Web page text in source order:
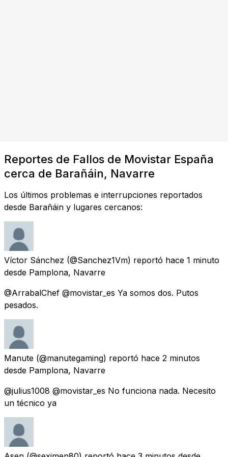
Reportes de Fallos de Movistar España
cerca de Barañáin, Navarre
Los últimos problemas e interrupciones reportados
desde Barañáin y lugares cercanos:
Víctor Sánchez (@Sanchez1Vm) reportó hace 1 minuto
desde Pamplona, Navarre
@ArrabalChef @movistar_es Ya somos dos. Putos
pesados.
Manute (@manutegaming) reportó hace 2 minutos
desde Pamplona, Navarre
@julius1008 @movistar_es No funciona nada. Necesito
un técnico ya